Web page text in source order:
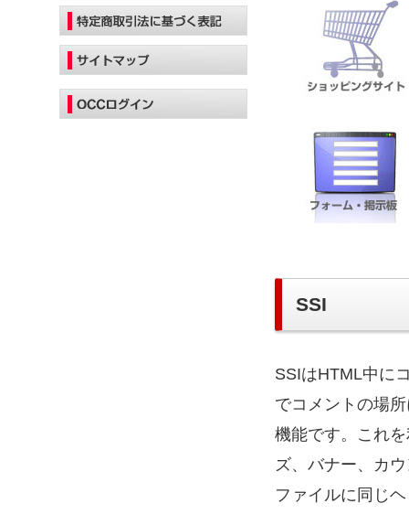
SSI
SSIはHTML中に
でコメントの場
機能です。これ
ズ、バナー、カ
ファイルに同じ